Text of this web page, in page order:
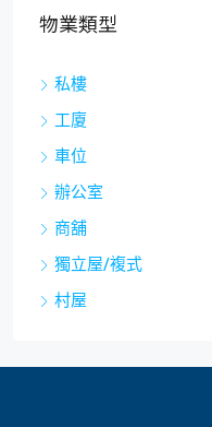
物業類型
私樓
工廈
車位
辦公室
商舖
獨立屋/複式
村屋